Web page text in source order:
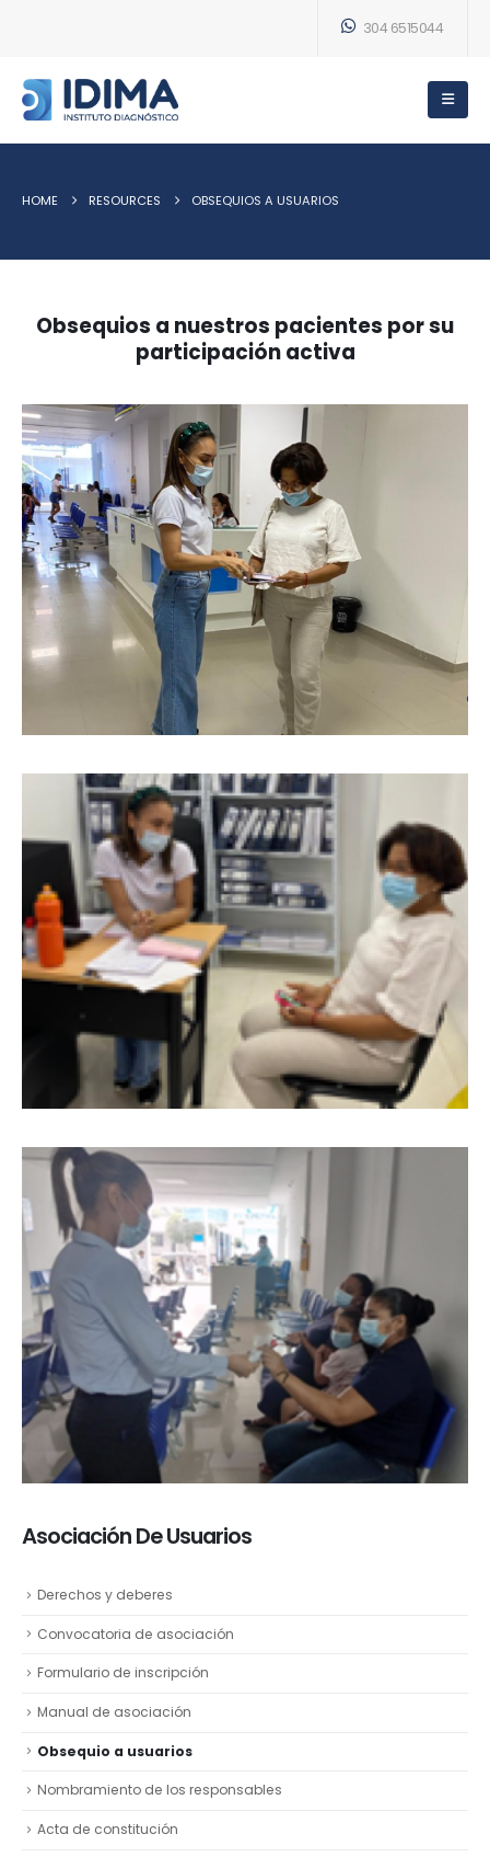
304 6515044
HOME RESOURCES OBSEQUIOS A USUARIOS
Obsequios a nuestros pacientes por su
participación activa
Asociación De Usuarios
Derechos y deberes
Convocatoria de asociación
Formulario de inscripción
Manual de asociación
Obsequio a usuarios
Nombramiento de los responsables
Acta de constitución